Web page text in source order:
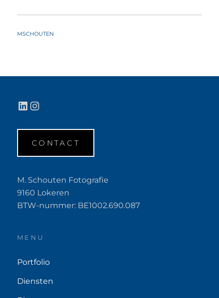
BY
MSCHOUTEN
LinkedIn
Instagram
CONTACT
M. Schouten Fotografie
9160 Lokeren
BTW-nummer: BE1002.690.087
MENU
Portfolio
Diensten